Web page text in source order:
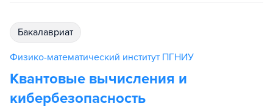
бакалавриат
Физико-математический институт ПГНИУ
Квантовые вычисления и
кибербезопасность